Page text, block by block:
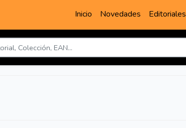
Inicio Novedades Editoriales